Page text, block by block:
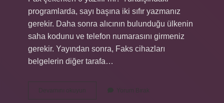
programlarda, sayı başına iki sıfır yazmanız
gerekir. Daha sonra alıcının bulunduğu ülkenin
saha kodunu ve telefon numarasını girmeniz
gerekir. Yayından sonra, Faks cihazları
belgelerin diğer tarafa…
Devamını okuyun
Nasıl
Yorum Bırak